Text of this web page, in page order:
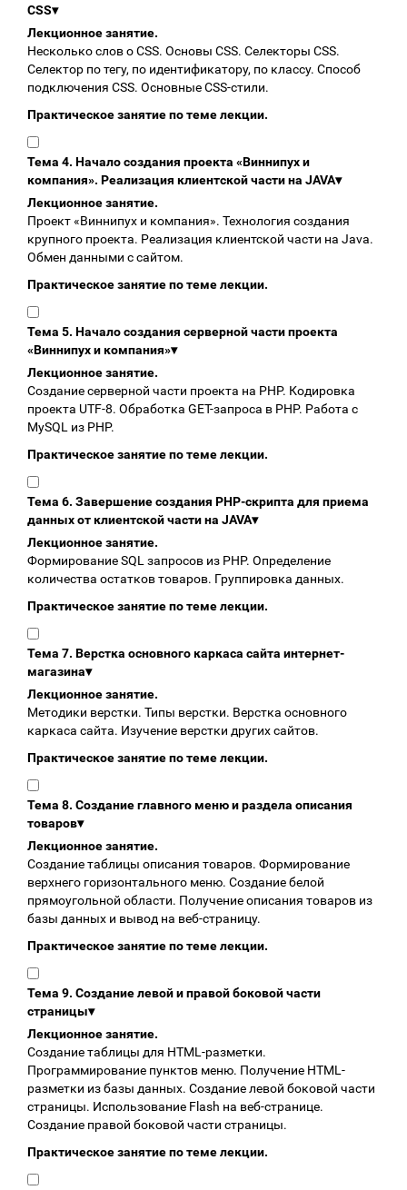
CSS▾
Лекционное занятие.
Несколько слов о CSS. Основы CSS. Селекторы CSS.
Селектор по тегу, по идентификатору, по классу. Cпособ
подключения CSS. Основные CSS-стили.
Практическое занятие по теме лекции.
Тема 4. Начало создания проекта «Виннипух и
компания». Реализация клиентской части на JAVA▾
Лекционное занятие.
Проект «Виннипух и компания». Технология создания
крупного проекта. Реализация клиентской части на Java.
Обмен данными с сайтом.
Практическое занятие по теме лекции.
Тема 5. Начало создания серверной части проекта
«Виннипух и компания»▾
Лекционное занятие.
Создание серверной части проекта на PHP. Кодировка
проекта UTF-8. Обработка GET-запроса в PHP. Работа с
MySQL из PHP.
Практическое занятие по теме лекции.
Тема 6. Завершение создания PHP-скрипта для приема
данных от клиентской части на JAVA▾
Лекционное занятие.
Формирование SQL запросов из PHP. Определение
количества остатков товаров. Группировка данных.
Практическое занятие по теме лекции.
Тема 7. Верстка основного каркаса сайта интернет-
магазина▾
Лекционное занятие.
Методики верстки. Типы верстки. Верстка основного
каркаса сайта. Изучение верстки других сайтов.
Практическое занятие по теме лекции.
Тема 8. Создание главного меню и раздела описания
товаров▾
Лекционное занятие.
Создание таблицы описания товаров. Формирование
верхнего горизонтального меню. Создание белой
прямоугольной области. Получение описания товаров из
базы данных и вывод на веб-страницу.
Практическое занятие по теме лекции.
Тема 9. Создание левой и правой боковой части
страницы▾
Лекционное занятие.
Создание таблицы для HTML-разметки.
Программирование пунктов меню. Получение HTML-
разметки из базы данных. Создание левой боковой части
страницы. Использование Flash на веб-странице.
Создание правой боковой части страницы.
Практическое занятие по теме лекции.